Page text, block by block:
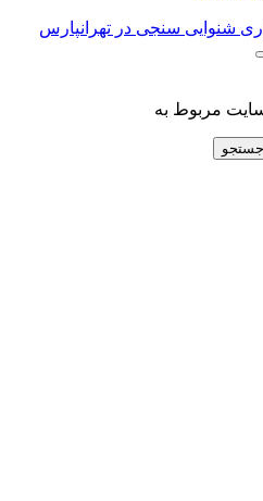
شنوایی سنجی در تهرانپارس
مربوط به
جستجو